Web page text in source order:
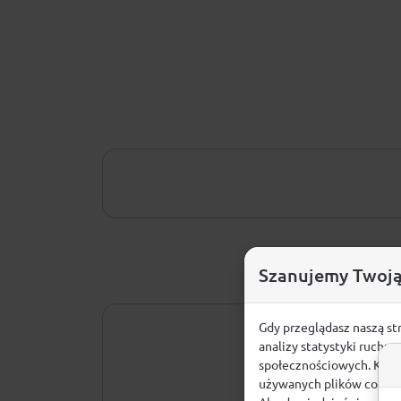
Szanujemy
Gdy przeglądasz naszą
analizy statystyki ruchu
społecznościowych.
używanych plików